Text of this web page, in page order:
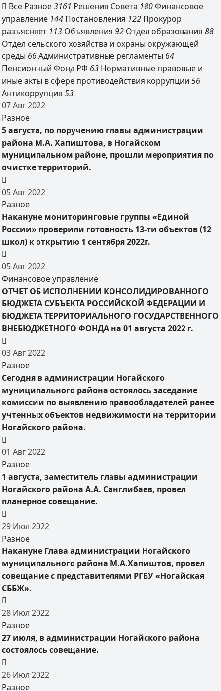
Все Разное 3161 Решения Совета 180 Финансовое
управление 144 Постановления 122 Прокурор
разъясняет 113 Объявления 92 Отдел образования 88
Отдел сельского хозяйства и охраны окружающей
среды 66 Административные регламенты 64
Пенсионный Фонд РФ 63 Нормативные правовые и
иные акты в сфере противодействия коррупции 56
Антикоррупция 53
07 Авг 2022
Разное
5 августа, по поручению главы администрации
района М.А. Хапиштова, в Ногайском
муниципальном районе, прошли мероприятия по
очистке территорий.
05 Авг 2022
Разное
Накануне мониторинговые группы «Единой
России» проверили готовность 13-ти объектов (12
школ) к открытию 1 сентября 2022г.
05 Авг 2022
Финансовое управление
ОТЧЕТ ОБ ИСПОЛНЕНИИ КОНСОЛИДИРОВАННОГО
БЮДЖЕТА СУБЪЕКТА РОССИЙСКОЙ ФЕДЕРАЦИИ И
БЮДЖЕТА ТЕРРИТОРИАЛЬНОГО ГОСУДАРСТВЕННОГО
ВНЕБЮДЖЕТНОГО ФОНДА на 01 августа 2022 г.
03 Авг 2022
Разное
Сегодня в администрации Ногайского
муниципального района остоялось заседание
комиссии по выявлению правообладателей ранее
учтенных объектов недвижимости на территории
Ногайского района.
01 Авг 2022
Разное
1 августа, заместитель главы администрации
Ногайского района А.А. Санглибаев, провел
планерное совещание.
29 Июл 2022
Разное
Накануне Глава администрации Ногайского
муниципального района М.А.Хапиштов, провел
совещание с представителями РГБУ «Ногайская
СББЖ».
28 Июл 2022
Разное
27 июля, в администрации Ногайского района
состоялось совещание.
26 Июл 2022
Разное